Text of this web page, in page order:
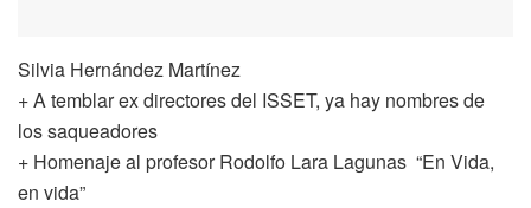
Silvia Hernández Martínez
+ A temblar ex directores del ISSET, ya hay nombres de
los saqueadores
+ Homenaje al profesor Rodolfo Lara Lagunas “En Vida,
en vida”